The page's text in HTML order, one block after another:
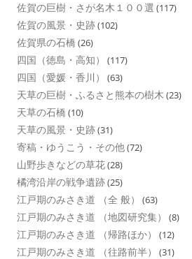
佐賀の巨樹・さが名木１００選 (117)
佐賀の風景・史跡(102)
佐賀県の石橋 (26)
四国（徳島・高知） (117)
四国（愛媛・香川） (63)
天草の巨樹・ふるさと熊本の樹木 (23)
天草の石橋 (10)
天草の風景・史跡(31)
寄稿・ゆうこう・その他(72)
山野歩きなどの草花(28)
橘湾沿岸の戦争遺跡(25)
江戸期のみさき道 （全 般） (63)
江戸期のみさき道 （地図研究集） (8)
江戸期のみさき道 （帰路ほか） (12)
江戸期のみさき道 （往路前半） (31)